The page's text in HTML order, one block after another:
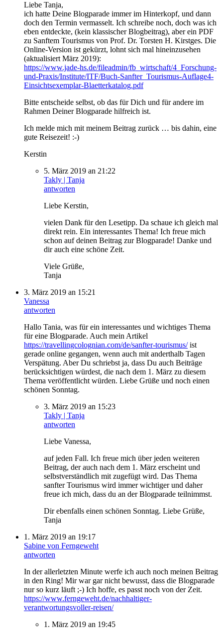
Liebe Tanja,
ich hatte Deine Blogparade immer im Hinterkopf, und dann
doch den Termin vermasselt. Ich schreibe noch, doch was ich
eben entdeckte, (kein klassischer Blogbeitrag), aber ein PDF
zu Sanftem Tourismus von Prof. Dr. Torsten H. Kirstges. Die
Online-Version ist gekürzt, lohnt sich mal hineinzusehen
(aktualisiert März 2019):
https://www.jade-hs.de/fileadmin/fb_wirtschaft/4_Forschung-
und-Praxis/Institute/ITF/Buch-Sanfter_Tourismus-Auflage4-
Einsichtsexemplar-Blaetterkatalog.pdf
Bitte entscheide selbst, ob das für Dich und für andere im
Rahmen Deiner Blogparade hilfreich ist.
Ich melde mich mit meinem Beitrag zurück … bis dahin, eine
gute Reisezeit! :-)
Kerstin
5. März 2019 an 21:22
Takly | Tanja
antworten
Liebe Kerstin,
vielen Dank für den Lesetipp. Da schaue ich gleich mal
direkt rein. Ein interessantes Thema! Ich freue mich
schon auf deinen Beitrag zur Blogparade! Danke und
dir auch eine schöne Zeit.
Viele Grüße,
Tanja
3. März 2019 an 15:21
Vanessa
antworten
Hallo Tania, was für ein interessantes und wichtiges Thema
für eine Blogparade. Auch mein Artikel
https://travellingcolognian.com/de/sanfter-tourismus/ist
gerade online gegangen, wenn auch mit anderthalb Tagen
Verspätung. Aber Du schriebst ja, dass Du auch Beiträge
berücksichtigen würdest, die nach dem 1. März zu diesem
Thema veröffentlicht würden. Liebe Grüße und noch einen
schönen Sonntag.
3. März 2019 an 15:23
Takly | Tanja
antworten
Liebe Vanessa,
auf jeden Fall. Ich freue mich über jeden weiteren
Beitrag, der auch nach dem 1. März erscheint und
selbstverständlich mit zugefügt wird. Das Thema
sanfter Tourismus wird immer wichtiger und daher
freue ich mich, dass du an der Blogparade teilnimmst.
Dir ebenfalls einen schönen Sonntag. Liebe Grüße,
Tanja
1. März 2019 an 19:17
Sabine von Ferngeweht
antworten
In der allerletzten Minute werfe ich auch noch meinen Beitrag
in den Ring! Mir war gar nicht bewusst, dass die Blogparade
nur so kurz läuft ;-) Ich hoffe, es passt noch von der Zeit.
https://www.ferngeweht.de/nachhaltiger-
verantwortungsvoller-reisen/
1. März 2019 an 19:45